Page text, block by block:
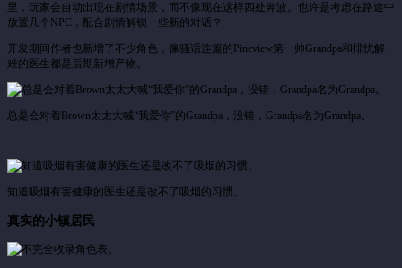
里，玩家会自动出现在剧情场景，而不像现在这样四处奔波。也许是考虑在路途中
放置几个NPC，配合剧情解锁一些新的对话？
开发期间作者也新增了不少角色，像骚话连篇的Pineview第一帅Grandpa和排忧解
难的医生都是后期新增产物。
总是会对着Brown太太大喊“我爱你”的Grandpa，没错，Grandpa名为Grandpa。
知道吸烟有害健康的医生还是改不了吸烟的习惯。
真实的小镇居民